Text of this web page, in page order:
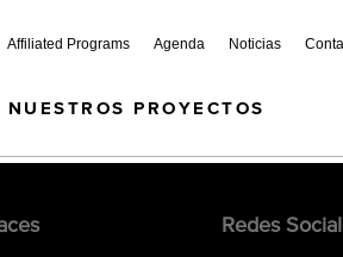
Affiliated Programs Agenda Noticias
NUESTROS PROYECTOS
Redes